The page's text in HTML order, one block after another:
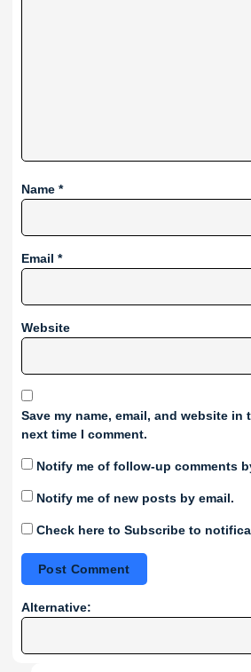
Name *
Email *
Website
Save my name, email, and website
next time I comment.
Notify me of follow-up comments
Notify me of new posts by email.
Check here to Subscribe to
Alternative: